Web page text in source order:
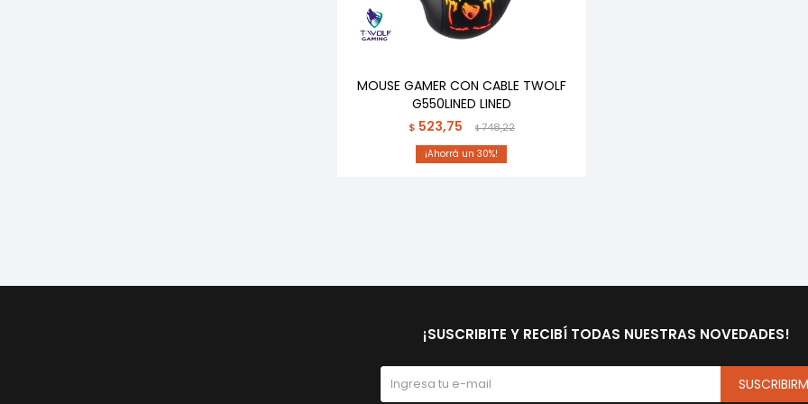
MOUSE GAMER CON CABLE TWOLF
G550LINED LINED
$ 523,75 $748,22
30
¡SUSCRIBITE Y RECIBÍ TODAS NUESTRAS NOVEDADES!